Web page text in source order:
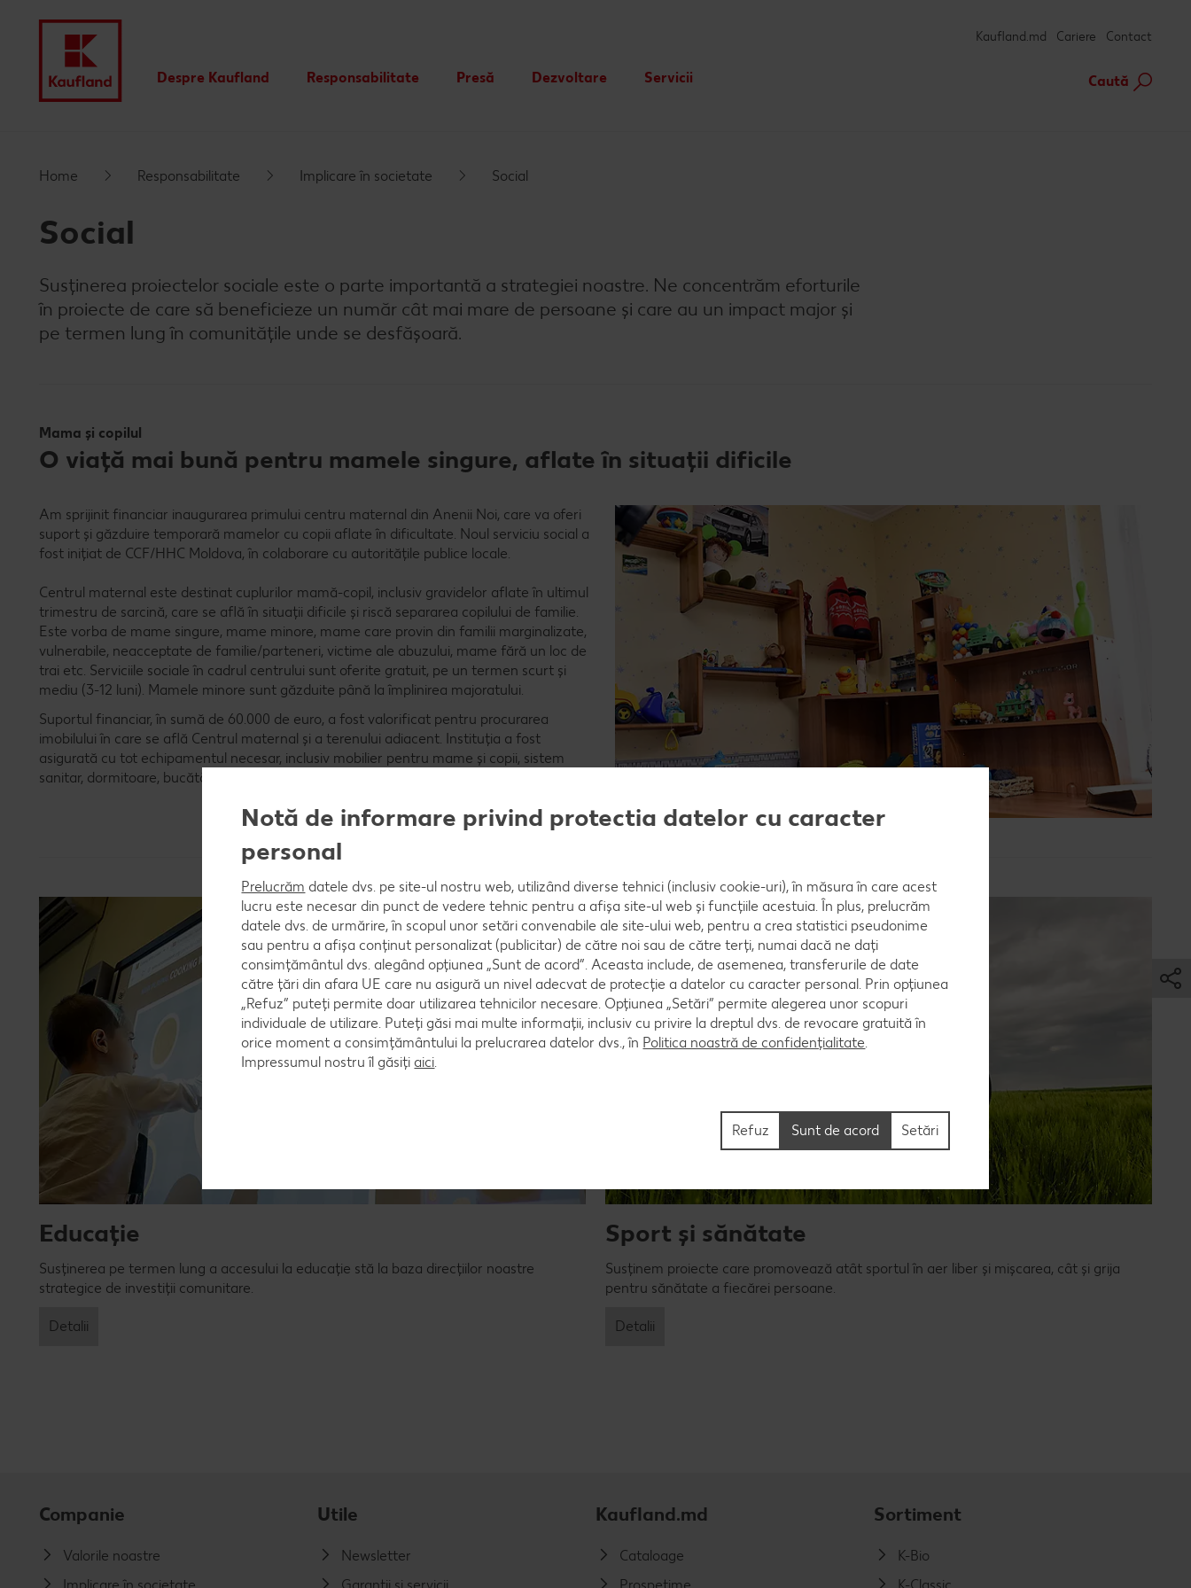
Despre Kaufland Responsabilitate Presă Dezvoltare Servicii
Kaufland.md Cariere Contact
Caută
Home Responsabilitate Implicare în societate Social
Social
Susținerea proiectelor sociale este o parte importantă a strategiei noastre. Ne concentrăm eforturile
în proiecte de care să beneficieze un număr cât mai mare de persoane și care au un impact major și
pe termen lung în comunitățile unde se desfășoară.
Mama și copilul
O viață mai bună pentru mamele singure, aflate în situații dificile
Am sprijinit financiar inaugurarea primului centru maternal din Anenii Noi, care va oferi
suport și găzduire temporară mamelor cu copii aflate în dificultate. Noul serviciu social a
fost inițiat de CCF/HHC Moldova, în colaborare cu autoritățile publice locale.
Centrul maternal este destinat cuplurilor mamă-copil, inclusiv gravidelor aflate în ultimul
trimestru de sarcină, care se află în situații dificile și riscă separarea copilului de familie.
Este vorba de mame singure, mame minore, mame care provin din familii marginalizate,
vulnerabile, neacceptate de familie/parteneri, victime ale abuzului, mame fără un loc de
trai etc. Serviciile sociale în cadrul centrului sunt oferite gratuit, pe un termen scurt și
mediu (3-12 luni). Mamele minore sunt găzduite până la împlinirea majoratului.
Suportul financiar, în sumă de 60.000 de euro, a fost valorificat pentru procurarea
imobilului în care se află Centrul maternal și a terenului adiacent. Instituția a fost
asigurată cu tot echipamentul necesar, inclusiv mobilier pentru mame și copii, sistem
sanitar, dormitoare, bucătărie etc.
Educație
Susținerea pe termen lung a accesului la educație stă la baza direcțiilor noastre
strategice de investiții comunitare.
Detalii
Sport și sănătate
Susținem proiecte care promovează atât sportul în aer liber și mișcarea, cât și grija
pentru sănătate a fiecărei persoane.
Detalii
Companie
Valorile noastre
Utile
Newsletter
Kaufland.md
Cataloage
Sortiment
K-Bio
Notă de informare privind protectia datelor cu caracter
personal
Prelucrăm datele dvs. pe site-ul nostru web, utilizând diverse tehnici (inclusiv cookie-uri), în măsura în care acest
lucru este necesar din punct de vedere tehnic pentru a afișa site-ul web și funcțiile acestuia. În plus, prelucrăm
datele dvs. de urmărire, în scopul unor setări convenabile ale site-ului web, pentru a crea statistici pseudonime
sau pentru a afișa conținut personalizat (publicitar) de către noi sau de către terți, numai dacă ne dați
consimțământul dvs. alegând opțiunea „Sunt de acord”. Aceasta include, de asemenea, transferurile de date
către țări din afara UE care nu asigură un nivel adecvat de protecție a datelor cu caracter personal. Prin opțiunea
„Refuz” puteți permite doar utilizarea tehnicilor necesare. Opțiunea „Setări” permite alegerea unor scopuri
individuale de utilizare. Puteți găsi mai multe informații, inclusiv cu privire la dreptul dvs. de revocare gratuită în
orice moment a consimțământului la prelucrarea datelor dvs., în Politica noastră de confidențialitate
Impressumul nostru îl găsiți aici
Setări
Refuz Sunt de acord